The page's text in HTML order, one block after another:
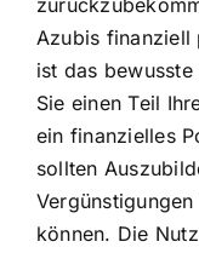
Azubis finanziell
ist das
Sie einen Teil
ein finanzielles
sollten
können. Die